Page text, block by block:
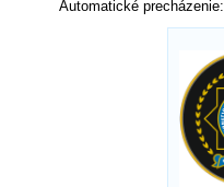
Automatické precházenie: